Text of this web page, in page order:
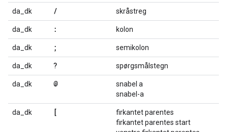
da_dk / skråstreg
da_dk : kolon
da_dk ; semikolon
da_dk ? spørgsmålstegn
da_dk @
snabel a
snabel-a
da_dk [
firkantet parentes
firkantet parentes start